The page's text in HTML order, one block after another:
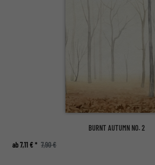
BURNT AUTUMN NO. 2
ab 7,11 € * 7,90 €